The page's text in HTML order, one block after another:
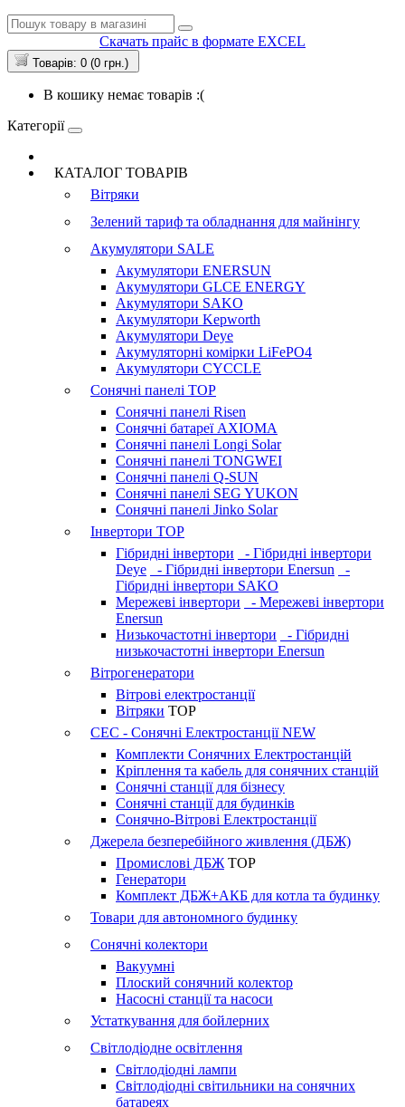
Скачать прайс в формате EXCEL
Товарів: 0 (0 грн.)
В кошику немає товарів :(
Категорії
КАТАЛОГ ТОВАРІВ
Вітряки
Зелений тариф та обладнання для майнінгу
Акумулятори SALE
Акумулятори ENERSUN
Акумулятори GLCE ENERGY
Акумулятори SAKO
Акумулятори Kepworth
Акумулятори Deye
Акумуляторні комірки LiFePO4
Акумулятори CYCCLE
Сонячні панелі TOP
Сонячні панелі Risen
Сонячні батареї AXIOMA
Сонячні панелі Longi Solar
Сонячні панелі TONGWEI
Сонячні панелі Q-SUN
Сонячні панелі SEG YUKON
Сонячні панелі Jinko Solar
Інвертори TOP
Гібридні інвертори
- Гібридні інвертори
Deye
- Гібридні інвертори Enersun
-
Гібридні інвертори SAKO
Мережеві інвертори
- Мережеві інвертори
Enersun
Низькочастотні інвертори
- Гібридні
низькочастотні інвертори Enersun
Вітрогенератори
Вітрові електростанції
Вітряки TOP
СЕС - Сонячні Електростанції NEW
Комплекти Сонячних Електростанцій
Кріплення та кабель для сонячних станцій
Сонячні станції для бізнесу
Сонячні станції для будинків
Сонячно-Вітрові Електростанції
Джерела безперебійного живлення (ДБЖ)
Промислові ДБЖ TOP
Генератори
Комплект ДБЖ+АКБ для котла та будинку
Товари для автономного будинку
Сонячні колектори
Вакуумні
Плоский сонячний колектор
Насосні станції та насоси
Устаткування для бойлерних
Світлодіодне освітлення
Світлодіодні лампи
Світлодіодні світильники на сонячних
батареях